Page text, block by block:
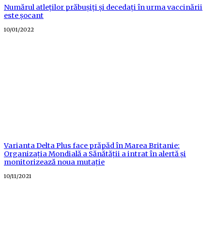
Numărul atleților prăbușiți și decedați în urma vaccinării
este șocant
Posted
10/01/2022
Varianta Delta Plus face prăpăd în Marea Britanie:
Organizația Mondială a Sănătății a intrat în alertă și
monitorizează noua mutație
Posted
10/11/2021